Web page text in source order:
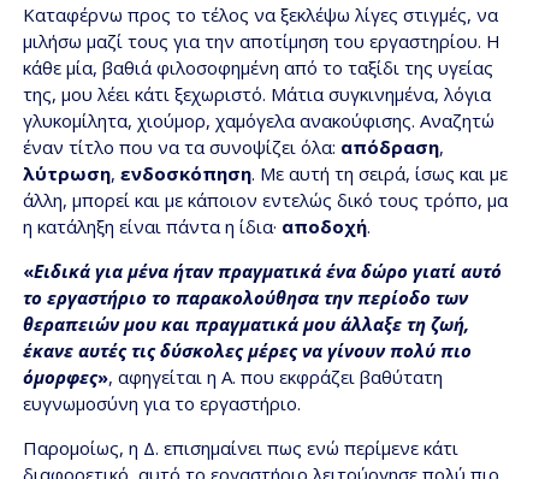
Καταφέρνω προς το τέλος να ξεκλέψω λίγες στιγμές, να
μιλήσω μαζί τους για την αποτίμηση του εργαστηρίου. Η
κάθε μία, βαθιά φιλοσοφημένη από το ταξίδι της υγείας
της, μου λέει κάτι ξεχωριστό. Μάτια συγκινημένα, λόγια
γλυκομίλητα, χιούμορ, χαμόγελα ανακούφισης. Αναζητώ
έναν τίτλο που να τα συνοψίζει όλα: απόδραση,
λύτρωση,ενδοσκόπηση. Με αυτή τη σειρά, ίσως και με
άλλη, μπορεί και με κάποιον εντελώς δικό τους τρόπο, μα
η κατάληξη είναι πάντα η ίδια· αποδοχή.
«Ειδικά για μένα ήταν πραγματικά ένα δώρο γιατί αυτό
το εργαστήριο το παρακολούθησα την περίοδο των
θεραπειών μου και πραγματικά μου άλλαξε τη ζωή,
έκανε αυτές τις δύσκολες μέρες να γίνουν πολύ πιο
όμορφες», αφηγείται η Α. που εκφράζει βαθύτατη
ευγνωμοσύνη για το εργαστήριο.
Παρομοίως, η Δ. επισημαίνει πως ενώ περίμενε κάτι
διαφορετικό, αυτό το εργαστήριο λειτούργησε πολύ πιο